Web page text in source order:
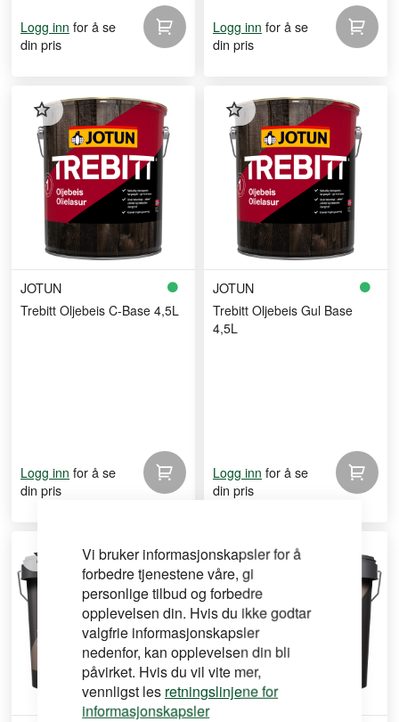
Vi bruker informasjonskapsler for å
forbedre tjenestene våre, gi
personlige tilbud og forbedre
opplevelsen din. Hvis du ikke godtar
valgfrie informasjonskapsler
nedenfor, kan opplevelsen din bli
påvirket. Hvis du vil vite mer,
vennligst les retningslinjene for
informasjonskapsler
Logg inn for å se
din pris
Logg inn for å se
din pris
JOTUN
Trebitt Oljebeis C-Base 4,5L
Logg inn for å se
din pris
JOTUN
Trebitt Oljebeis Gul Base
4,5L
Logg inn for å se
din pris